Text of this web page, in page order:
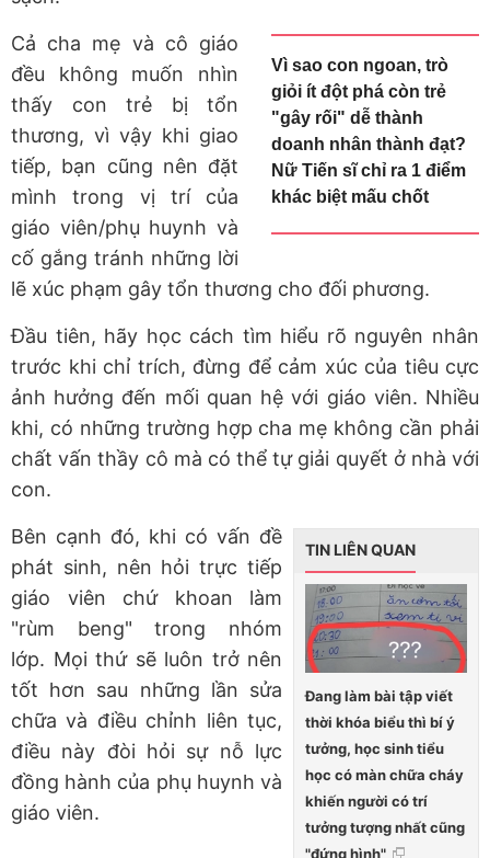
Vì sao con ngoan, trò
giỏi ít đột phá còn trẻ
"gây rối" dễ thành
doanh nhân thành đạt?
Nữ Tiến sĩ chỉ ra 1 điểm
khác biệt mấu chốt
Cả cha mẹ và cô giáo
đều không muốn nhìn
thấy con trẻ bị tổn
thương, vì vậy khi giao
tiếp, bạn cũng nên đặt
mình trong vị trí của
giáo viên/phụ huynh và
cố gắng tránh những lời
lẽ xúc phạm gây tổn thương cho đối phương.
Đầu tiên, hãy học cách tìm hiểu rõ nguyên nhân
trước khi chỉ trích, đừng để cảm xúc của tiêu cực
ảnh hưởng đến mối quan hệ với giáo viên. Nhiều
khi, có những trường hợp cha mẹ không cần phải
chất vấn thầy cô mà có thể tự giải quyết ở nhà với
con.
TIN LIÊN QUAN
Đang làm bài tập viết
thời khóa biểu thì bí ý
tưởng, học sinh tiểu
học có màn chữa cháy
khiến người có trí
tưởng tượng nhất cũng
"đứng hình"
Bên cạnh đó, khi có vấn đề
phát sinh, nên hỏi trực tiếp
giáo viên chứ khoan làm
"rùm beng" trong nhóm
lớp. Mọi thứ sẽ luôn trở nên
tốt hơn sau những lần sửa
chữa và điều chỉnh liên tục,
điều này đòi hỏi sự nỗ lực
đồng hành của phụ huynh và
giáo viên.